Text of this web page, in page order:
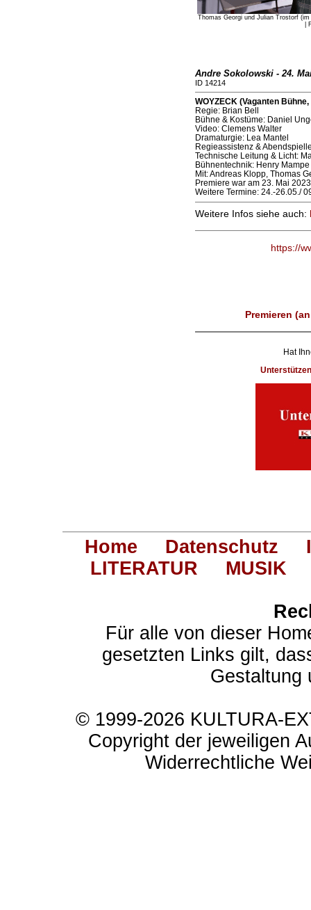
Thomas Georgi und Julian Trostorf
|
Andre Sokolowski - 24.
ID 14214
WOYZECK (Vaganten
Regie: Brian Bell
Bühne & Kostüme: Daniel
Video: Clemens Walter
Dramaturgie: Lea Mantel
Regieassistenz &
Technische Leitung & Licht:
Bühnentechnik: Henry Mampe
Mit: Andreas Klopp, Thomas
Premiere war am 23. Mai
Weitere Termine: 24.-26.05./
Weitere Infos siehe auch:
https://
Premieren
Hat
Home Datenschutz
LITERATUR
MUSIK
Für alle von dieser
gesetzten Links gilt,
Gestaltung
© 1999-2026 KULTURA-
Copyright der jeweiligen
Widerrechtliche